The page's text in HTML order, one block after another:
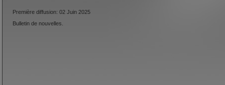
Première diffusion: 02 Juin 2025
Bulletin de nouvelles.